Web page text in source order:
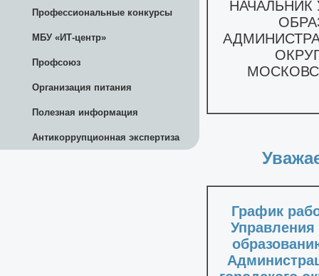
Профессиональные конкурсы
МБУ «ИТ-центр»
Профсоюз
Организация питания
Полезная информация
Антикоррупционная экспертиза